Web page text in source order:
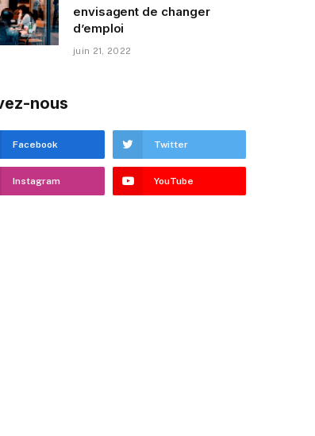
envisagent de changer
d’emploi
juin 21, 2022
nous
Facebook Twitter
Instagram YouTube